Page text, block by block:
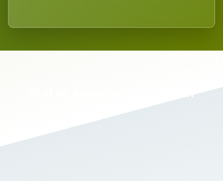
Wird es Auswirkungen geben?